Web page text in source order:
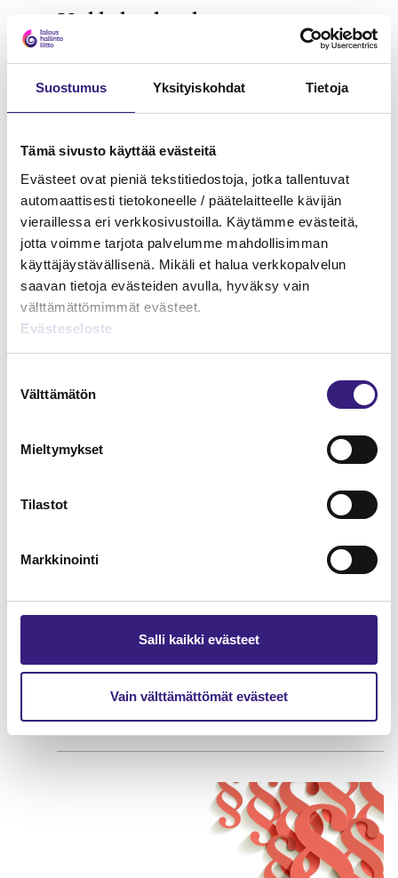
Suostumus Yksityiskohdat Tietoja
Tämä sivusto käyttää evästeitä
Evästeet ovat pieniä tekstitiedostoja, jotka tallentuvat
automaattisesti tietokoneelle / päätelaitteelle kävijän
vieraillessa eri verkkosivustoilla. Käytämme evästeitä,
jotta voimme tarjota palvelumme mahdollisimman
käyttäjäystävällisenä. Mikäli et halua verkkopalvelun
saavan tietoja evästeiden avulla, hyväksy vain
välttämättömimmät evästeet.
Evästeseloste
valinta
Välttämätön
Mieltymykset
Tilastot
Markkinointi
Salli kaikki evästeet
Vain välttämättömät evästeet
Verkkokoulutukset
TILINPÄÄTÖSANALYYSI
Konsernitilinpäätöksen perusteet
Varautuminen ja jatkuvuuden
hallinta tilitoimistossa